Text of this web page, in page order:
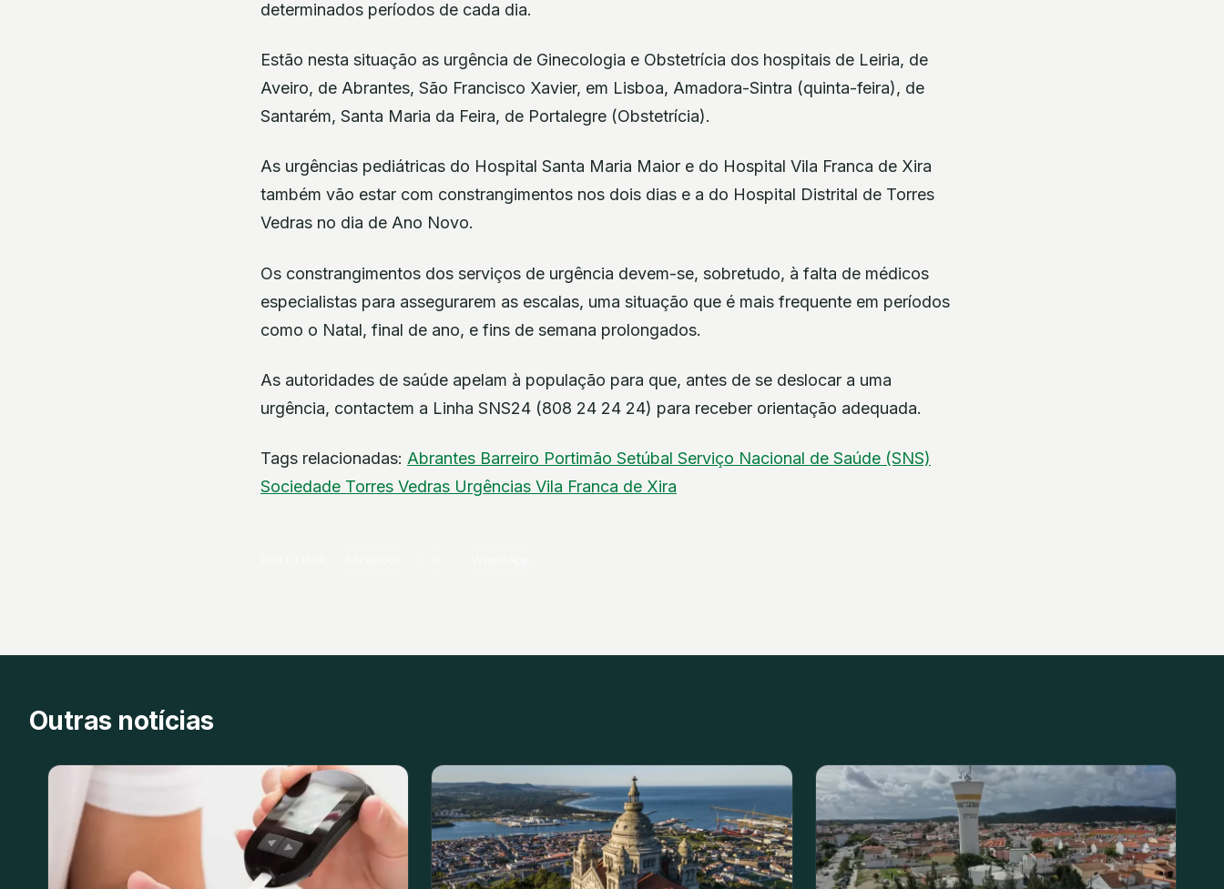
determinados períodos de cada dia.
Estão nesta situação as urgência de Ginecologia e Obstetrícia dos hospitais de Leiria, de
Aveiro, de Abrantes, São Francisco Xavier, em Lisboa, Amadora-Sintra (quinta-feira), de
Santarém, Santa Maria da Feira, de Portalegre (Obstetrícia).
As urgências pediátricas do Hospital Santa Maria Maior e do Hospital Vila Franca de Xira
também vão estar com constrangimentos nos dois dias e a do Hospital Distrital de Torres
Vedras no dia de Ano Novo.
Os constrangimentos dos serviços de urgência devem-se, sobretudo, à falta de médicos
especialistas para assegurarem as escalas, uma situação que é mais frequente em períodos
como o Natal, final de ano, e fins de semana prolongados.
As autoridades de saúde apelam à população para que, antes de se deslocar a uma
urgência, contactem a Linha SNS24 (808 24 24 24) para receber orientação adequada.
Tags relacionadas: Abrantes Barreiro Portimão Setúbal Serviço Nacional de Saúde (SNS)
Sociedade Torres Vedras Urgências Vila Franca de Xira
Outras notícias